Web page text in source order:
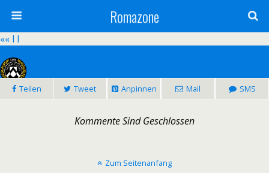
Romazone
«« l l
1:2
Udinese Calcio – AS Roma
Teilen Tweet Anpinnen Mail SMS
Kommente Sind Geschlossen
Zum Seitenanfang